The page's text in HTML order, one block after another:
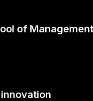
of Management